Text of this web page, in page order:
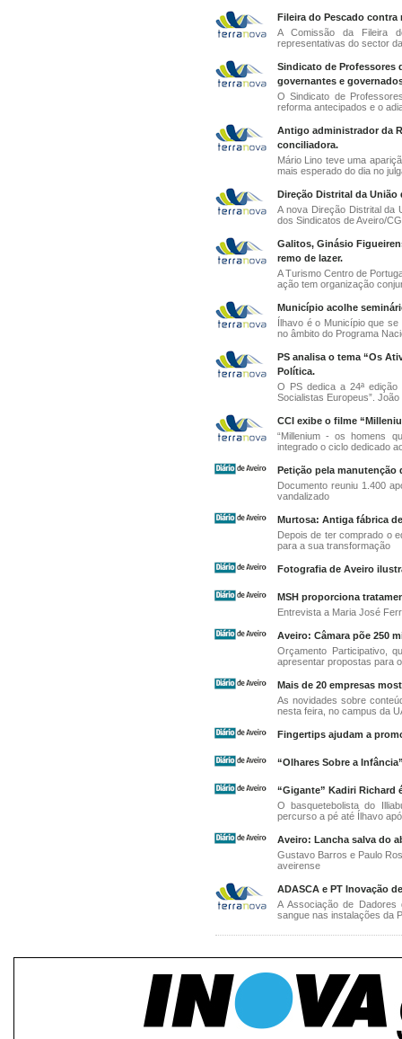
Fileira do Pescado contra
A Comissão da Fileira
representativas do sector
Sindicato de Professores
governantes e
O Sindicato de
reforma antecipados e o
Antigo administrador da
conciliadora.
Mário Lino teve uma
mais esperado do dia no
Direção Distrital da União
A nova Direção Distrital da
dos Sindicatos de Aveiro/
Galitos, Ginásio
remo de lazer.
A Turismo Centro de
ação tem organização
Município acolhe
Ílhavo é o Município que
no âmbito do Programa
PS analisa o tema “Os
Política.
O PS dedica a 24ª
Socialistas Europeus”. João
CCI exibe o filme
“Millenium - os homens
integrado o ciclo dedicado
Petição pela manutenção
Documento reuniu 1.400
vandalizado
Murtosa: Antiga fábrica
Depois de ter comprado o
para a sua transformação
Fotografia de Aveiro
MSH proporciona
Entrevista a Maria José
Aveiro: Câmara põe 250
Orçamento Participativo,
apresentar propostas para
Mais de 20 empresas
As novidades sobre
nesta feira, no campus da
Fingertips ajudam a
“Olhares Sobre a
“Gigante” Kadiri Richard
O basquetebolista do
percurso a pé até Ílhavo
Aveiro: Lancha salva do
Gustavo Barros e Paulo
aveirense
ADASCA e PT Inovação
A Associação de
sangue nas instalações da